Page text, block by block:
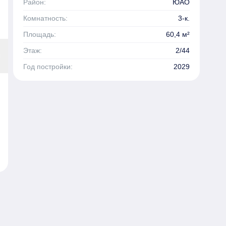
Район:
ЮАО
Комнатность:
3-к.
Площадь:
60,4 м²
Этаж:
2/44
Год постройки:
2029